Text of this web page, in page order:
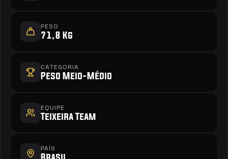
PESO
71,8 Kg
CATEGORIA
Peso Meio-Médio
EQUIPE
Teixeira Team
PAÍS
Brasil